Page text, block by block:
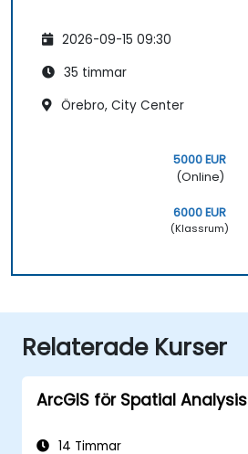
2026-09-15 09:30
35 timmar
Örebro, City Center
5000 EUR
(Online)
6000 EUR
(Klassrum)
Relaterade Kurser
ArcGIS för Spatial Analysis
14 Timmar